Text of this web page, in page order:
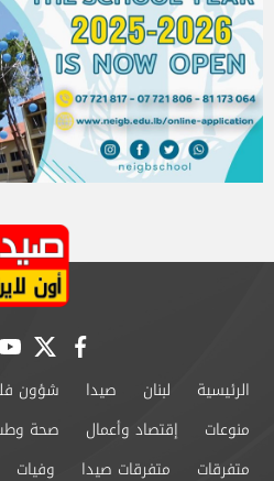
facebook
twitter
الرئيسية لبنان صيدا شؤون
منوعات
إقتصاد وأعمال صحة
متفرقات
متفرقات صيدا وفيات